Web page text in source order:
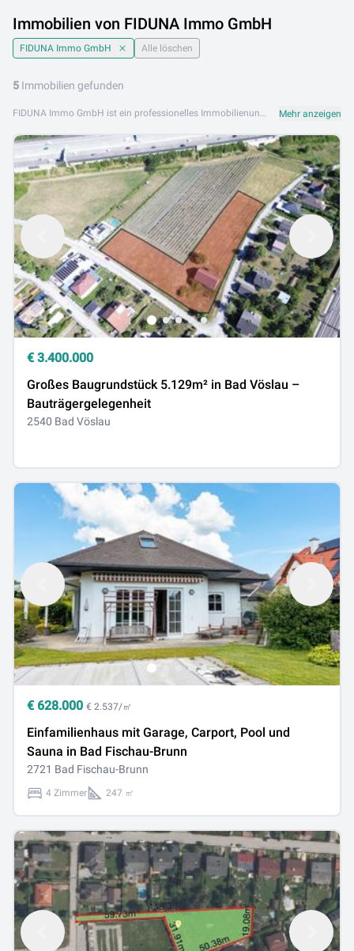
Immobilien von FIDUNA Immo GmbH
FIDUNA Immo GmbH Alle löschen
5 Immobilien gefunden
FIDUNA Immo GmbH ist ein professionelles Immobilienunternehmen mit Expertise im niederösterreichischen Immobilienmarkt. Mit fundierten Marktkenntnissen und persönlichem Service unterstützt FIDUNA Immo GmbH ihre Kunden beim Kauf, Verkauf und der Vermietung von Immobilien in Neunkirchen und der Region. Das Leistungsangebot von FIDUNA Immo GmbH umfasst Wohnungen, Einfamilienhäuser, Grundstücke und Anlageimmobilien. Qualität und Kundenzufriedenheit stehen bei jedem Projekt an erster Stelle. FIDUNA Immo GmbH ist an folgendem Standort aktiv: 2620 Neunkirchen. Entdecken Sie jetzt die aktuellen Angebote von FIDUNA Immo GmbH auf Lib.at. Finden Sie Ihre Wunschimmobilie in Neunkirchen und Niederösterreich – professionell beraten und direkt vom Makler. Mehr anzeigen
€ 3.400.000
Großes Baugrundstück 5.129m² in Bad Vöslau –
Bauträgergelegenheit
2540 Bad Vöslau
€ 628.000 € 2.537/㎡
Einfamilienhaus mit Garage, Carport, Pool und
Sauna in Bad Fischau-Brunn
2721 Bad Fischau-Brunn
4 Zimmer 247 ㎡